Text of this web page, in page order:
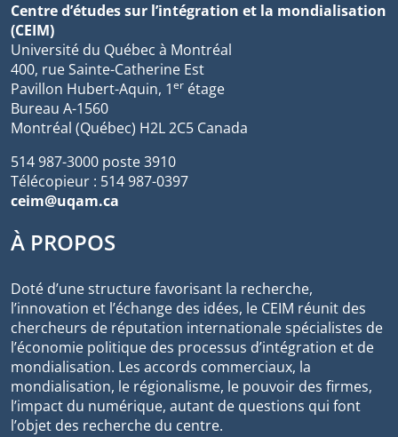
Centre d’études sur l’intégration et la mondialisation
(CEIM)
Université du Québec à Montréal
400, rue Sainte-Catherine Est
Pavillon Hubert-Aquin, 1er étage
Bureau A-1560
Montréal (Québec) H2L 2C5 Canada
514 987-3000 poste 3910
Télécopieur : 514 987-0397
ceim@uqam.ca
À PROPOS
Doté d’une structure favorisant la recherche,
l’innovation et l’échange des idées, le CEIM réunit des
chercheurs de réputation internationale spécialistes de
l’économie politique des processus d’intégration et de
mondialisation. Les accords commerciaux, la
mondialisation, le régionalisme, le pouvoir des firmes,
l’impact du numérique, autant de questions qui font
l’objet des recherche du centre.